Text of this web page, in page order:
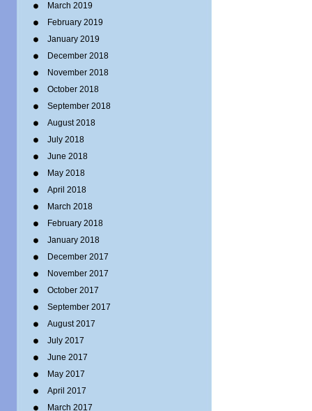
March 2019
February 2019
January 2019
December 2018
November 2018
October 2018
September 2018
August 2018
July 2018
June 2018
May 2018
April 2018
March 2018
February 2018
January 2018
December 2017
November 2017
October 2017
September 2017
August 2017
July 2017
June 2017
May 2017
April 2017
March 2017